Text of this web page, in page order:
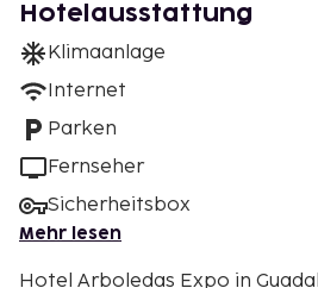
Hotelausstattung
Klimaanlage
Internet
Parken
Fernseher
Sicherheitsbox
Mehr lesen
Hotel Arboledas Expo in